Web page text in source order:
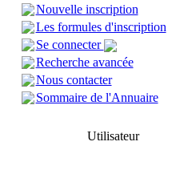
Nouvelle inscription
Les formules d'inscription
Se connecter
Recherche avancée
Nous contacter
Sommaire de l'Annuaire
Utilisateur